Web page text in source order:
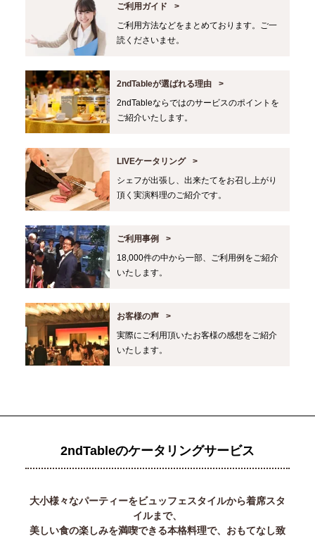
ご利用ガイド
ご利用方法などをまとめております。ご一
読くださいませ。
2ndTableが選ばれる理由
2ndTableならではのサービスのポイントを
ご紹介いたします。
LIVEケータリング
シェフが出張し、出来たてをお召し上がり
頂く実演料理のご紹介です。
ご利用事例
18,000件の中から一部、ご利用例をご紹介
いたします。
お客様の声
実際にご利用頂いたお客様の感想をご紹介
いたします。
2ndTableのケータリングサービス
大小様々なパーティーをビュッフェスタイルから着席スタ
イルまで、
美しい食の楽しみを満喫できる本格料理で、おもてなし致